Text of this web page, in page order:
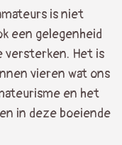
is niet
een gelegenheid
versterken. Het is
vieren wat ons
en het
in deze boeiende